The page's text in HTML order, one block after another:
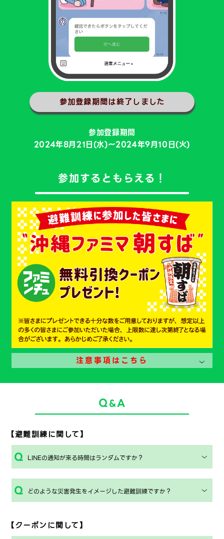
参加登録期間は終了しました
参加登録期間
2024年8月21日(水)～2024年9月10日(火)
参加するともらえる！
注意事項はこちら
Q&A
【避難訓練に関して】
LINEの通知が来る時間はランダムですか？
どのような災害発生をイメージした避難訓練ですか？
【クーポンに関して】